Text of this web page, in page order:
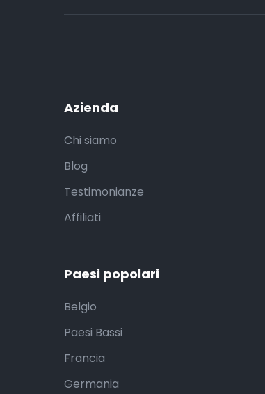
Azienda
Chi siamo
Blog
Testimonianze
Affiliati
Paesi popolari
Belgio
Paesi Bassi
Francia
Germania